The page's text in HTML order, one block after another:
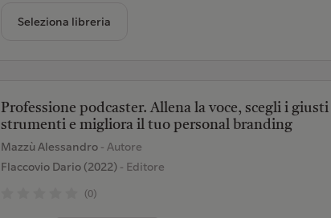
Seleziona libreria
Professione podcaster. Allena la voce, scegli i
strumenti e migliora il tuo personal branding
Mazzù Alessandro - Autore
Flaccovio Dario (2022)- Editore
(0)